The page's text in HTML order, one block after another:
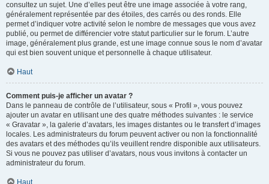
consultez un sujet. Une d’elles peut être une image associée à votre rang,
généralement représentée par des étoiles, des carrés ou des ronds. Elle
permet d’indiquer votre activité selon le nombre de messages que vous avez
publié, ou permet de différencier votre statut particulier sur le forum. L’autre
image, généralement plus grande, est une image connue sous le nom d’avatar
qui est bien souvent unique et personnelle à chaque utilisateur.
Haut
Comment puis-je afficher un avatar ?
Dans le panneau de contrôle de l’utilisateur, sous « Profil », vous pouvez
ajouter un avatar en utilisant une des quatre méthodes suivantes : le service
« Gravatar », la galerie d’avatars, les images distantes ou le transfert d’images
locales. Les administrateurs du forum peuvent activer ou non la fonctionnalité
des avatars et des méthodes qu’ils veuillent rendre disponible aux utilisateurs.
Si vous ne pouvez pas utiliser d’avatars, nous vous invitons à contacter un
administrateur du forum.
Haut